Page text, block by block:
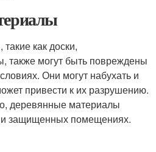
как доски,
также могут быть повреждены
Они могут набухать и
привести к их разрушению.
деревянные материалы
и защищенных помещениях.